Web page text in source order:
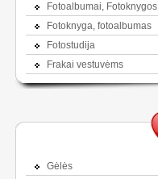
Fotoalbumai, Fotoknygos
Fotoknyga, fotoalbumas
Fotostudija
Frakai vestuvėms
Gėlės